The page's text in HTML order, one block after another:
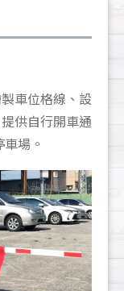
車位格線、設
供自行開車通
場。